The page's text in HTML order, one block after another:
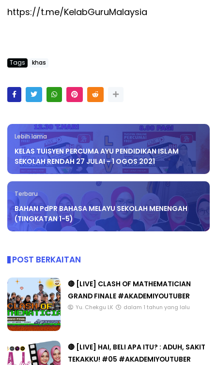
https://t.me/KelabGuruMalaysia
Tags khas
Lebih lama
KELAS TUISYEN PERCUMA AYU PENDIDIKAN ISLAM
SEKOLAH RENDAH 27 JULAI - 1 OGOS 2021
Terbaru
BAHAN PdPR BAHASA MELAYU SEKOLAH MENENGAH
(TINGKATAN 1-5)
POST BERKAITAN
🔴 [LIVE] CLASH OF MATHEMATICIAN
GRAND FINALE #AKADEMIYOUTUBER
Yu. Chekgu LK dalam 1 tahun yang lalu
🔴 [LIVE] HAI, BELI APA ITU? : ADUH, SAKIT
TEKAKKU! #05 #AKADEMIYOUTUBER